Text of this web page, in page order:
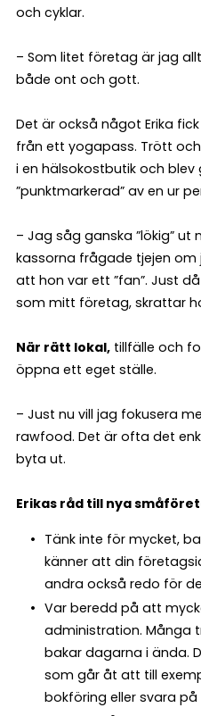
och cyklar.
– Som litet företag är jag
både ont och gott.
Det är också något Erika
från ett yogapass. Trött
i en hälsokostbutik och blev
”punktmarkerad” av en ur
– Jag såg ganska ”lökig”
kassorna frågade tjejen om
att hon var ett ”fan”. Just
som mitt företag, skrattar
När rätt lokal, tillfälle och
öppna ett eget ställe.
– Just nu vill jag fokusera
rawfood. Det är ofta det
byta ut.
Erikas råd till nya
Tänk inte för mycket,
känner att din
andra också redo för
Var beredd på att
administration. Många
bakar dagarna i ända.
som går åt att till
bokföring eller svara på